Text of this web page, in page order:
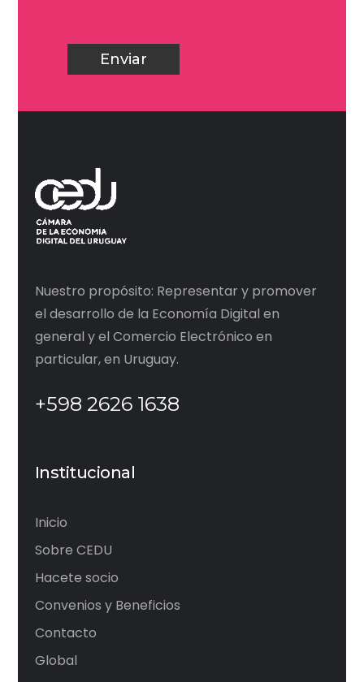
Nuestro propósito: Representar y promover
el desarrollo de la Economía Digital en
general y el Comercio Electrónico en
particular, en Uruguay.
+598 2626 1638
Institucional
Inicio
Sobre CEDU
Hacete socio
Convenios y Beneficios
Contacto
Global